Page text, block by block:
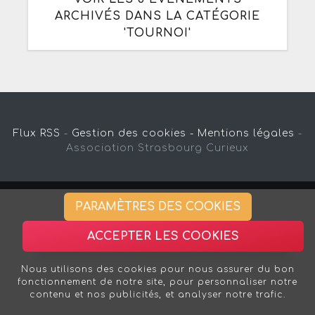
ARCHIVÉS DANS LA CATÉGORIE
'TOURNOI'
Flux RSS - Gestion des cookies - Mentions légales -
Association Strasbourg Curieux
PARAMÈTRES DES COOKIES
ACCEPTER LES COOKIES
Nous utilisons des cookies pour nous assurer du bon
fonctionnement de notre site, pour personnaliser notre
contenu et nos publicités, et analyser notre trafic.